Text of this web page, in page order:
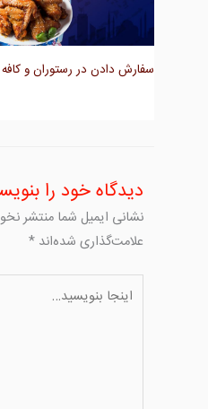
سفارش دادن در رستوران و کافه
دیدگاه‌ خود را
نشانی ایمیل شما منتشر
علامت‌گذاری شده‌اند*
بنویسید…